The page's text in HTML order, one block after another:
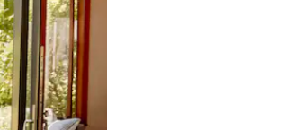
Berühren oder Wischgesten.